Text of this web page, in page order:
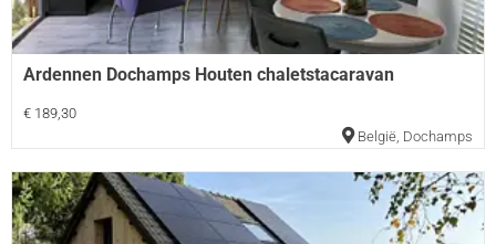
Ardennen Dochamps Houten chaletstacaravan
€ 189,30
België Dochamps